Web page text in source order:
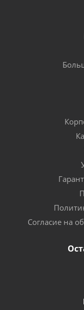
Согласие на